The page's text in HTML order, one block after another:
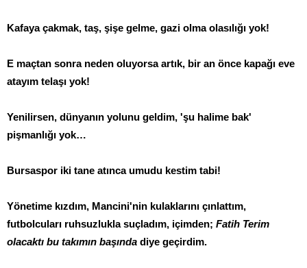
Kafaya çakmak, taş, şişe gelme, gazi olma olasılığı yok!
E maçtan sonra neden oluyorsa artık, bir an önce kapağı eve
atayım telaşı yok!
Yenilirsen, dünyanın yolunu geldim, 'şu halime bak'
pişmanlığı yok…
Bursaspor iki tane atınca umudu kestim tabi!
Yönetime kızdım, Mancini'nin kulaklarını çınlattım,
futbolcuları ruhsuzlukla suçladım, içimden; Fatih Terim
olacaktı bu takımın başında diye geçirdim.